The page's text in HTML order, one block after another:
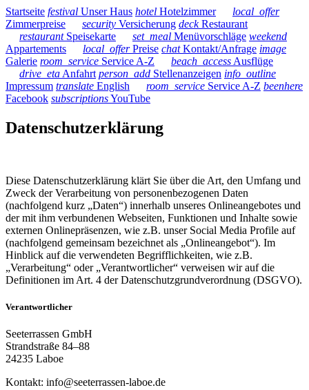
Startseite festival Unser Haus hotel Hotelzimmer
local_offer
Zimmerpreise
security Versicherung deckRestaurant
restaurantSpeisekarte set_meal Menüvorschläge weekend
Appartements
local_offerPreise chatKontakt/Anfrage image
Galerie room_service Service A-Z beach_access Ausflüge
drive_eta Anfahrt person_add Stellenanzeigen info_outline
Impressum translate English room_service Service A-Z beenhere
Facebook subscriptionsYouTube
Datenschutzerklärung
Diese Datenschutzerklärung klärt Sie über die Art, den Umfang und
Zweck der Verarbeitung von personenbezogenen Daten
(nachfolgend kurz „Daten“) innerhalb unseres Onlineangebotes und
der mit ihm verbundenen Webseiten, Funktionen und Inhalte sowie
externen Onlinepräsenzen, wie z.B. unser Social Media Profile auf
(nachfolgend gemeinsam bezeichnet als „Onlineangebot“). Im
Hinblick auf die verwendeten Begrifflichkeiten, wie z.B.
„Verarbeitung“ oder „Verantwortlicher“ verweisen wir auf die
Definitionen im Art. 4 der Datenschutzgrundverordnung (DSGVO).
Verantwortlicher
Seeterrassen GmbH
Strandstraße 84–88
24235 Laboe
Kontakt: info@seeterrassen-laboe.de